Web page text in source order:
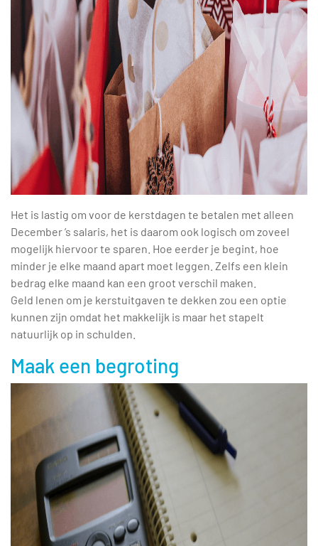
Het is lastig om voor de kerstdagen te betalen met alleen
December ’s salaris, het is daarom ook logisch om zoveel
mogelijk hiervoor te sparen. Hoe eerder je begint, hoe
minder je elke maand apart moet leggen. Zelfs een klein
bedrag elke maand kan een groot verschil maken.
Geld lenen om je kerstuitgaven te dekken zou een optie
kunnen zijn omdat het makkelijk is maar het stapelt
natuurlijk op in schulden.
Maak een begroting